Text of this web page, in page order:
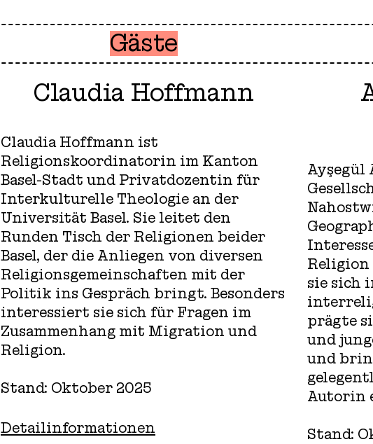
Gäste
Claudia Hoffmann
Claudia Hoffmann ist
Religionskoordinatorin im Kanton
Basel-Stadt und Privatdozentin für
Interkulturelle Theologie an der
Universität Basel. Sie leitet den
Runden Tisch der Religionen beider
Basel, der die Anliegen von diversen
Religionsgemeinschaften mit der
Politik ins Gespräch bringt. Besonders
interessiert sie sich für Fragen im
Zusammenhang mit Migration und
Religion.
Stand: Oktober 2025
Detailinformationen
Ayşegül
Religion
sie sich
prägte
und
und
Autorin
Stand: